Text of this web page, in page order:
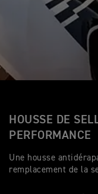
HOUSSE DE
PERFORMANCE
Une housse
remplacement de la